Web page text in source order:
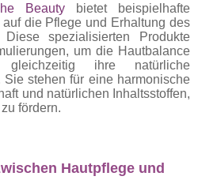
Beautybietet beispielhafte
die Pflege und Erhaltung des
Diese spezialisierten Produkte
um die Hautbalance
ihre natürliche
Sie stehen für eine harmonische
und natürlichen Inhaltsstoffen,
fördern.
Hautpflege und